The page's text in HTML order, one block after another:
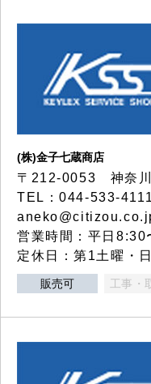
(株)金子七蔵商店
〒212-0053 神奈川
TEL：044-533-
営業時間：平日
定休日：第1土曜・
販売可 工事・